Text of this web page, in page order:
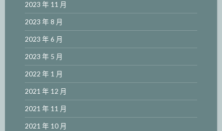
2023 年 11 月
2023 年 8 月
2023 年 6 月
2023 年 5 月
2022 年 1 月
2021 年 12 月
2021 年 11 月
2021 年 10 月